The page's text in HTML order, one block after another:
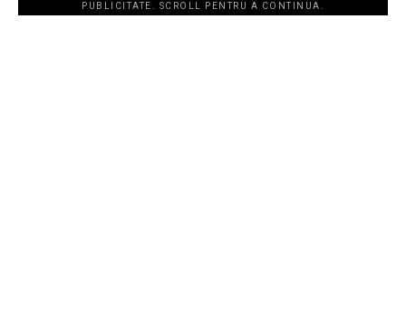
PUBLICITATE. SCROLL PENTRU A CONTINUA.